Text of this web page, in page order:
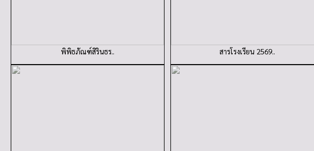
พิพิธภัณฑ์สิรินธร.. สารโรงเรียน 2569..